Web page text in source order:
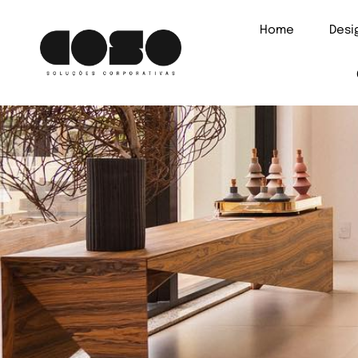
Home